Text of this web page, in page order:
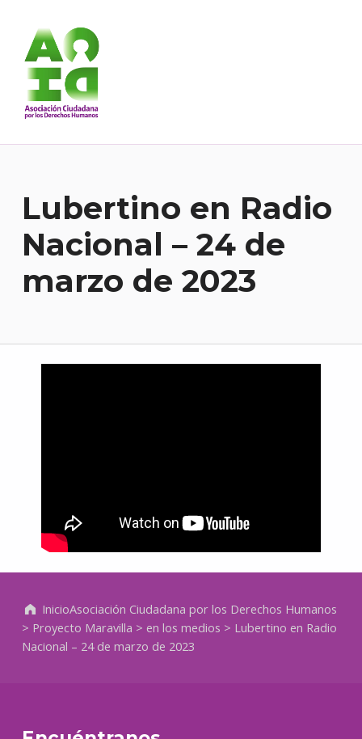
Lubertino en Radio
Nacional – 24 de
marzo de 2023
Volver a la navegación principal
InicioAsociación Ciudadana por los Derechos Humanos
> Proyecto Maravilla > en los medios > Lubertino en Radio
Nacional – 24 de marzo de 2023